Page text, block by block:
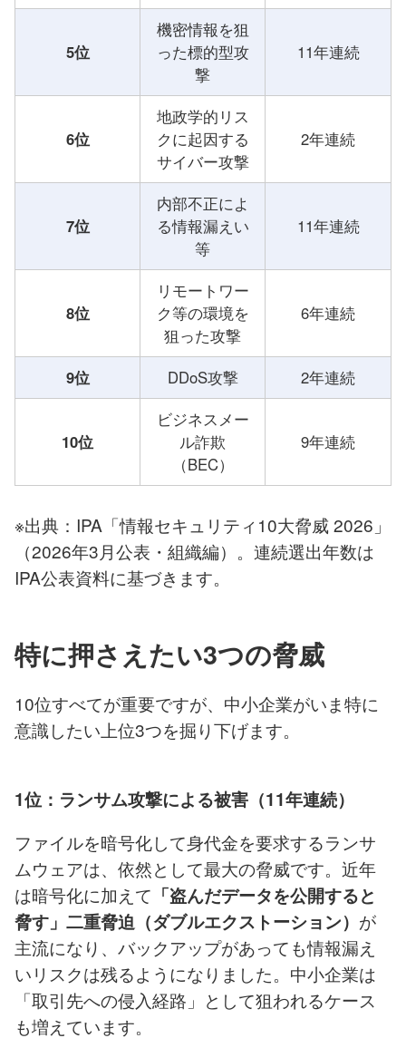
5位
機密情報を狙
った標的型攻
撃
11年連続
6位
地政学的リス
クに起因する
サイバー攻撃
2年連続
7位
内部不正によ
る情報漏えい
等
11年連続
8位
リモートワー
ク等の環境を
狙った攻撃
6年連続
9位 DDoS攻撃 2年連続
10位
ビジネスメー
ル詐欺
（BEC）
9年連続
※出典：IPA「情報セキュリティ10大脅威 2026」
（2026年3月公表・組織編）。連続選出年数は
IPA公表資料に基づきます。
特に押さえたい3つの脅威
10位すべてが重要ですが、中小企業がいま特に
意識したい上位3つを掘り下げます。
1位：ランサム攻撃による被害（11年連続）
ファイルを暗号化して身代金を要求するランサ
ムウェアは、依然として最大の脅威です。近年
は暗号化に加えて 「盗んだデータを公開すると
脅す」二重脅迫（ダブルエクストーション） が
主流になり、バックアップがあっても情報漏え
いリスクは残るようになりました。中小企業は
「取引先への侵入経路」として狙われるケース
も増えています。